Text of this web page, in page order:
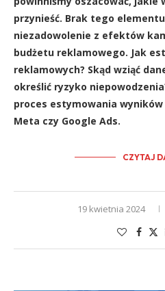
przynieść. Brak tego
niezadowolenie z efektów
budżetu reklamowego. Jak
reklamowych? Skąd wziąć
określić ryzyko
proces estymowania
Meta czy Google Ads.
CZYTAJ
19 kwietnia 2024